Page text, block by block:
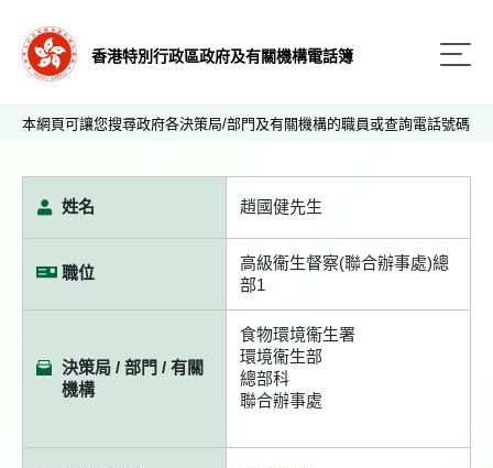
香港特別行政區政府及有關機構電話簿
本網頁可讓您搜尋政府各決策局/部門及有關機構的職員或查詢電話號碼
姓名 趙國健先生
職位
高級衞生督察(聯合辦事處)總
部1
決策局 / 部門 / 有關
機構
食物環境衞生署
環境衞生部
總部科
聯合辦事處